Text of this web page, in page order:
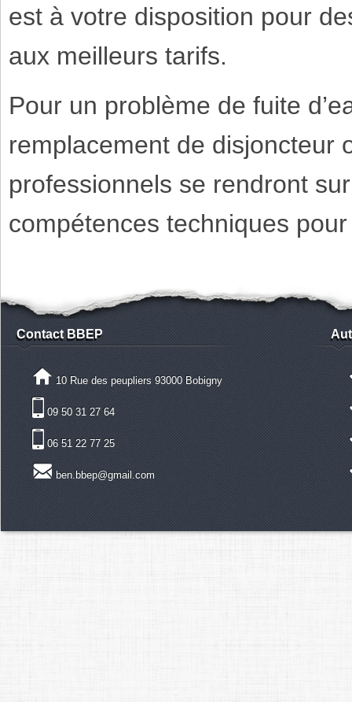
est à votre disposition pour
aux meilleurs tarifs.
Pour un problème de fuite
remplacement de disjoncteur
professionnels se rendront
compétences techniques
Contact BBEP
10 Rue des peupliers 93000 Bobigny
09 50 31 27 64
06 51 22 77 25
ben.bbep@gmail.com